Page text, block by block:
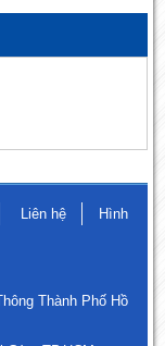
Liên hệ
Hình
Thành Phố Hồ